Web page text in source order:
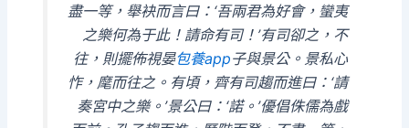
盡一等，舉袂而言曰：‘吾兩君為好會，蠻夷
之樂何為于此！請命有司！’有司卻之，不
往，則擺佈視晏包養app子與景公。景私心
怍，麾而往之。有頃，齊有司趨而進曰：‘請
奏宮中之樂。’景公曰：‘諾。’優倡侏儒為戲